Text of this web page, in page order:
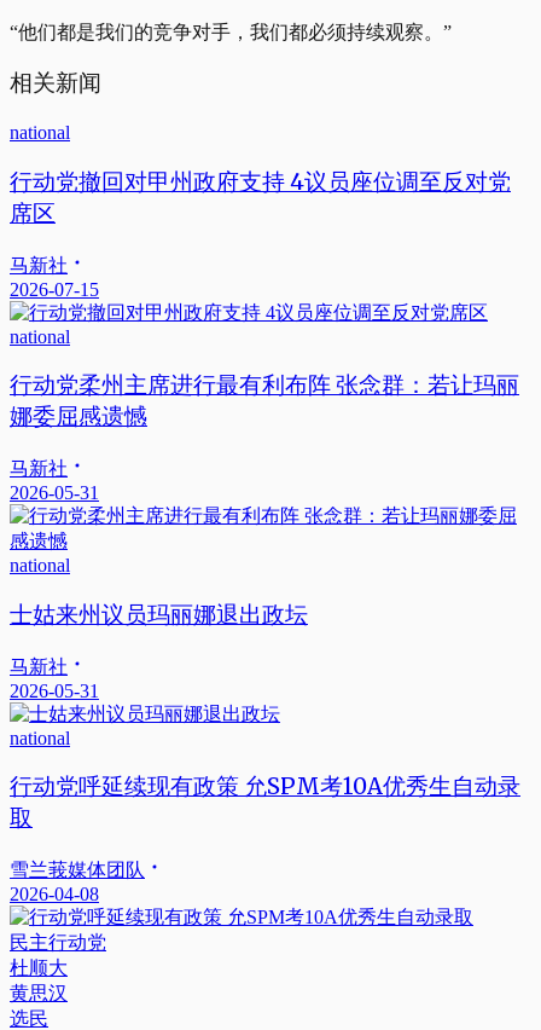
“他们都是我们的竞争对手，我们都必须持续观察。”
相关新闻
national
行动党撤回对甲州政府支持 4议员座位调至反对党
席区
马新社
2026-07-15
national
行动党柔州主席进行最有利布阵 张念群：若让玛丽
娜委屈感遗憾
马新社
2026-05-31
national
士姑来州议员玛丽娜退出政坛
马新社
2026-05-31
national
行动党呼延续现有政策 允SPM考10A优秀生自动录
取
雪兰莪媒体团队
2026-04-08
民主行动党
杜顺大
黄思汉
选民